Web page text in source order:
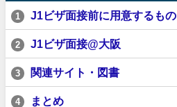
1 J1ビザ面接前に用意するもの
2 J1ビザ面接@大阪
3 関連サイト・図書
4 まとめ